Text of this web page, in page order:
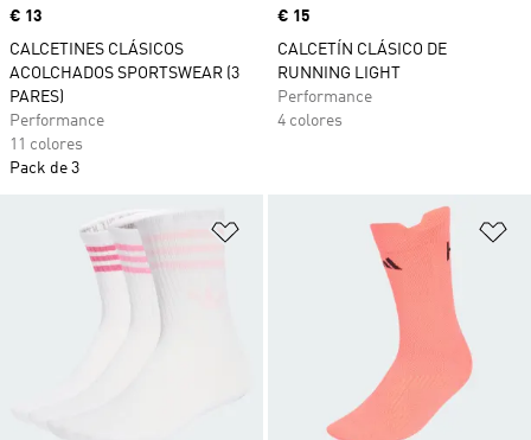
Precio
€ 13
CALCETINES CLÁSICOS
ACOLCHADOS SPORTSWEAR (3
PARES)
Performance
11 colores
Pack de 3
Precio
€ 15
CALCETÍN CLÁSICO DE
RUNNING LIGHT
Performance
4 colores
Añadir a la lista de deseos